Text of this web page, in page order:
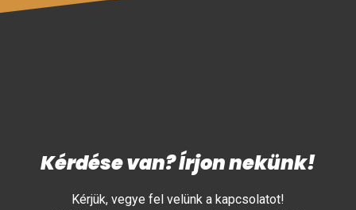
Kérdése van? Írjon nekünk!
Kérjük, vegye fel velünk a kapcsolatot!